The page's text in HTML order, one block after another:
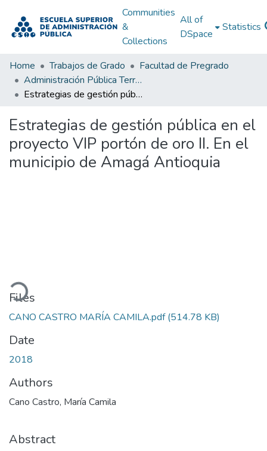
Communities
&
Collections
All of
DSpace
Statistics
Home Trabajos de Grado
Facultad de Pregrado
Administración Pública Territorial (APT)
Estrategias de gestión pública en el proyecto VIP portón de oro II. En el municipio de Amagá Antioquia
Estrategias de gestión pública en el
proyecto VIP portón de oro II. En el
municipio de Amagá Antioquia
Loading...
Files
CANO CASTRO MARÍA CAMILA.pdf(514.78 KB)
Date
2018
Authors
Cano Castro, María Camila
Abstract